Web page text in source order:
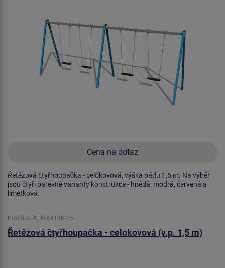
Cena na dotaz
Řetězová čtyřhoupačka - celokovová, výška pádu 1,5 m. Na výběr
jsou čtyři barevné varianty konstrukce - hnědá, modrá, červená a
limetková.
Produkt - REH-6413K-15
Řetězová čtyřhoupačka - celokovová (v.p. 1,5 m)